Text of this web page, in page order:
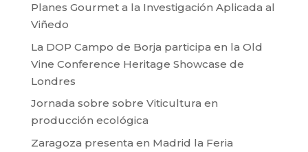
Planes Gourmet a la Investigación Aplicada al
Viñedo
La DOP Campo de Borja participa en la Old
Vine Conference Heritage Showcase de
Londres
Jornada sobre sobre Viticultura en
producción ecológica
Zaragoza presenta en Madrid la Feria